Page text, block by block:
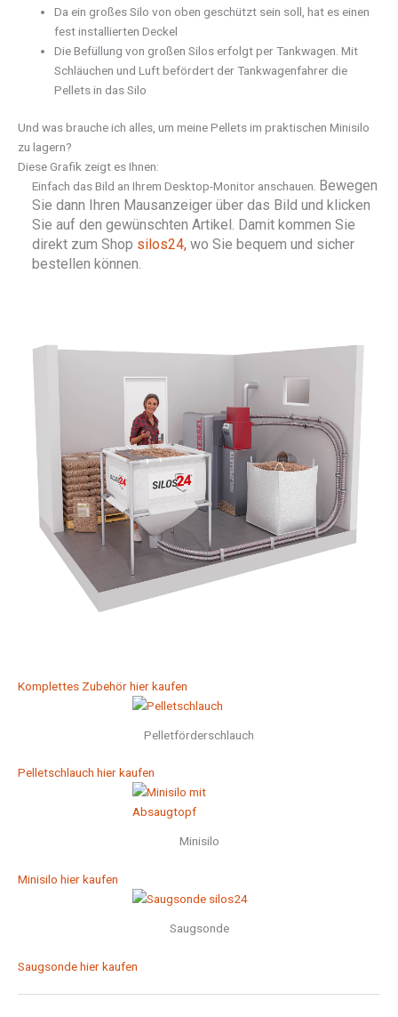
Da ein großes Silo von oben geschützt sein soll, hat es einen
fest installierten Deckel
Die Befüllung von großen Silos erfolgt per Tankwagen. Mit
Schläuchen und Luft befördert der Tankwagenfahrer die
Pellets in das Silo
Und was brauche ich alles, um meine Pellets im praktischen Minisilo
zu lagern?
Diese Grafik zeigt es Ihnen:
Einfach das Bild an Ihrem Desktop-Monitor anschauen. Bewegen
Sie dann Ihren Mausanzeiger über das Bild und klicken
Sie auf den gewünschten Artikel. Damit kommen Sie
direkt zum Shop silos24, wo Sie bequem und sicher
bestellen können.
Komplettes Zubehör hier kaufen
Pelletförderschlauch
Pelletschlauch hier kaufen
Minisilo
Minisilo hier kaufen
Saugsonde
Saugsonde hier kaufen